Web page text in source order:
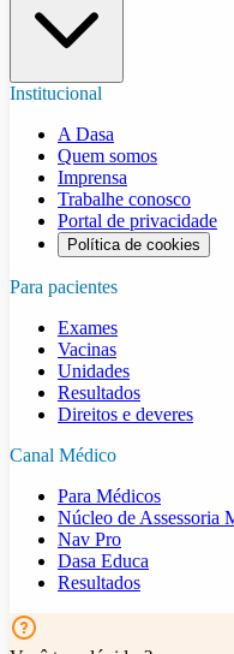
Institucional
A Dasa
Quem somos
Imprensa
Trabalhe conosco
Portal de privacidade
Política de cookies
Para pacientes
Exames
Vacinas
Unidades
Resultados
Direitos e deveres
Canal Médico
Para Médicos
Núcleo de Assessoria
Nav Pro
Dasa Educa
Resultados